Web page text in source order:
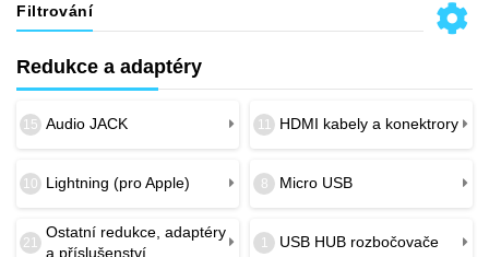
Filtrování
Redukce a adaptéry
15 Audio JACK 11 HDMI kabely a konektrory
10 Lightning (pro Apple) 8 Micro USB
21
Ostatní redukce, adaptéry
a příslušenství
1 USB HUB rozbočovače